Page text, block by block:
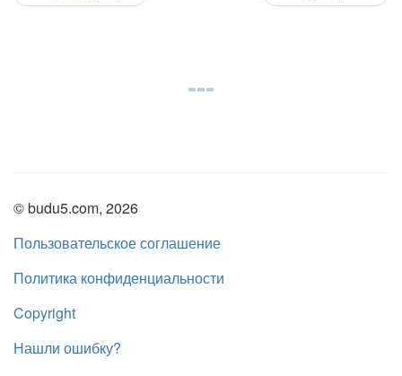
© budu5.com, 2026
Пользовательское соглашение
Политика конфиденциальности
Copyright
Нашли ошибку?